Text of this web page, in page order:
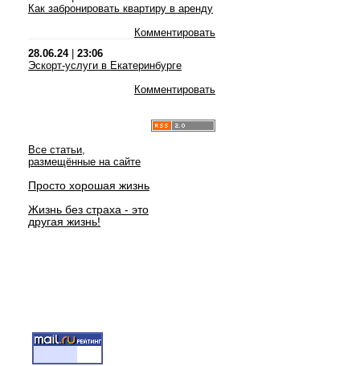
Как забронировать квартиру в аренду
Комментировать
28.06.24| 23:06
Эскорт-услуги в Екатеринбурге
Комментировать
Все статьи,
размещённые на сайте
Просто хорошая жизнь
Жизнь без страха - это
другая жизнь!